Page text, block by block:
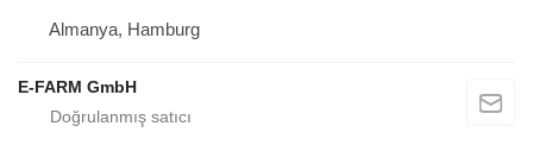
Almanya, Hamburg
E-FARM GmbH